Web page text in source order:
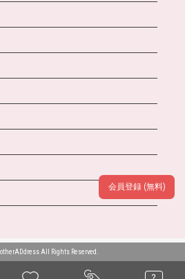
All Rights Reserved.
会員登録 (無料)